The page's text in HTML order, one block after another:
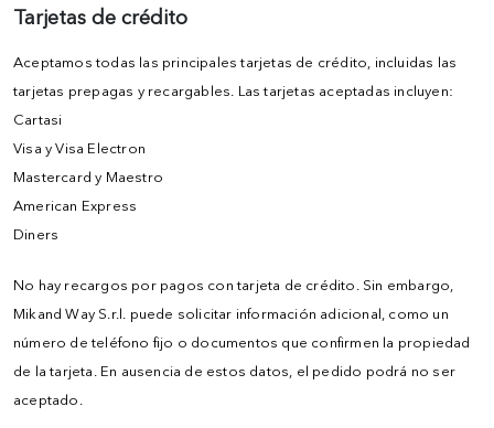
Tarjetas de crédito
Aceptamos todas las principales tarjetas de crédito, incluidas las
tarjetas prepagas y recargables. Las tarjetas aceptadas incluyen:
Cartasi
Visa y Visa Electron
Mastercard y Maestro
American Express
Diners
No hay recargos por pagos con tarjeta de crédito. Sin embargo,
Mikand Way S.r.l. puede solicitar información adicional, como un
número de teléfono fijo o documentos que confirmen la propiedad
de la tarjeta. En ausencia de estos datos, el pedido podrá no ser
aceptado.